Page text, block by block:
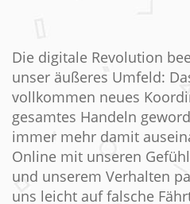
Die digitale Revolution
unser äußeres Umfeld:
vollkommen neues
gesamtes Handeln
immer mehr damit
Online mit unseren
und unserem Verhalten
uns leicht auf falsche